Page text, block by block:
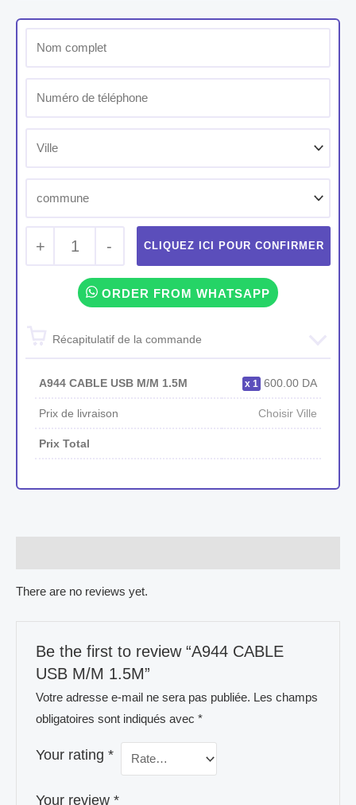
+ 1 -
ORDER FROM WHATSAPP
Récapitulatif de la commande
A944 CABLE USB M/M 1.5M 1 600.00 DA
Prix de livraison Choisir Ville
Prix Total
There are no reviews yet.
Be the first to review “A944 CABLE
USB M/M 1.5M”
Votre adresse e-mail ne sera pas publiée. Les champs
obligatoires sont indiqués avec*
Your rating*
Your review*